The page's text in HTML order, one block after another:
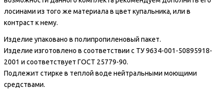
лосинами из того же материала в цвет купальника, или в
контраст к нему.
Изделие упаковано в полипропиленовый пакет.
Изделие изготовлено в соответствии с ТУ 9634-001-50895918-
2001 и соответствует ГОСТ 25779-90.
Подлежит стирке в теплой воде нейтральными моющими
средствами.